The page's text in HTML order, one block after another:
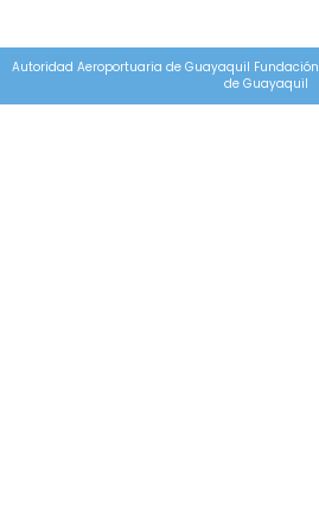
Autoridad Aeroportuaria de Guayaquil
de Guayaquil